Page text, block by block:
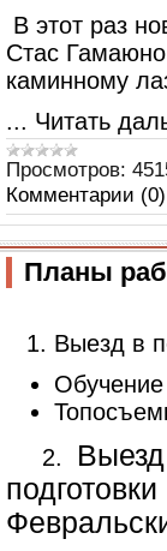
В этот раз
Стас
каминному
... Читать
Просмотров:
Комментарии (0)
Планы
Выезд в
2.